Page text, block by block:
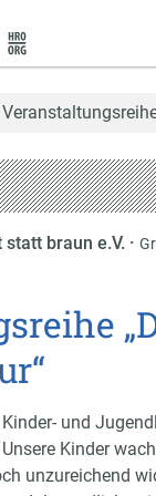
braun e.V. ·
und
Kinder
unzureichend